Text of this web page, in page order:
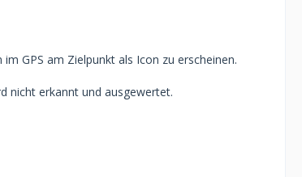
GPS am Zielpunkt als Icon zu erscheinen.
nicht erkannt und ausgewertet.